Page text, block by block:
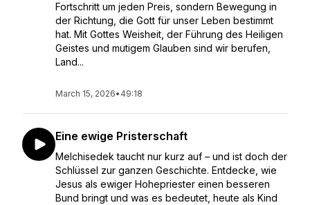
Fortschritt um jeden Preis, sondern Bewegung in
der Richtung, die Gott für unser Leben bestimmt
hat. Mit Gottes Weisheit, der Führung des Heiligen
Geistes und mutigem Glauben sind wir berufen,
Land...
March 15, 2026• 49:18
Eine ewige Pristerschaft
Melchisedek taucht nur kurz auf – und ist doch der
Schlüssel zur ganzen Geschichte. Entdecke, wie
Jesus als ewiger Hohepriester einen besseren
Bund bringt und was es bedeutet, heute als Kind